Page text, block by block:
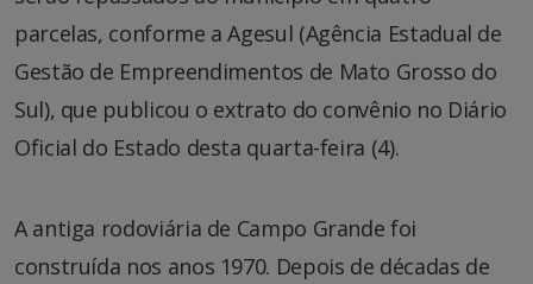
parcelas, conforme a Agesul (Agência Estadual de
Gestão de Empreendimentos de Mato Grosso do
Sul), que publicou o extrato do convênio no Diário
Oficial do Estado desta quarta-feira (4).
A antiga rodoviária de Campo Grande foi
construída nos anos 1970. Depois de décadas de